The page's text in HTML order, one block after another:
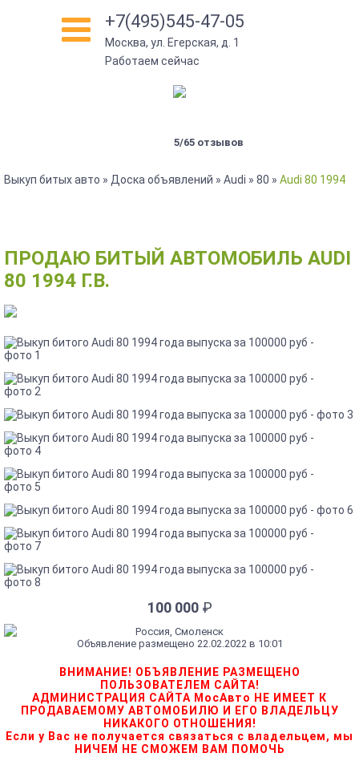
+7(495)545-47-05
Москва, ул. Егерская, д. 1
Работаем сейчас
5/65 отзывов
Выкуп битых авто » Доска объявлений » Audi » 80 » Audi 80 1994
ПРОДАЮ БИТЫЙ АВТОМОБИЛЬ AUDI
80 1994 Г.В.
100 000 ₽
Россия, Смоленск
Объявление размещено 22.02.2022 в 10:01
ВНИМАНИЕ! ОБЪЯВЛЕНИЕ РАЗМЕЩЕНО
ПОЛЬЗОВАТЕЛЕМ САЙТА!
АДМИНИСТРАЦИЯ САЙТА МосАвто НЕ ИМЕЕТ К
ПРОДАВАЕМОМУ АВТОМОБИЛЮ И ЕГО ВЛАДЕЛЬЦУ
НИКАКОГО ОТНОШЕНИЯ!
Если у Вас не получается связаться с владельцем, мы
НИЧЕМ НЕ СМОЖЕМ ВАМ ПОМОЧЬ